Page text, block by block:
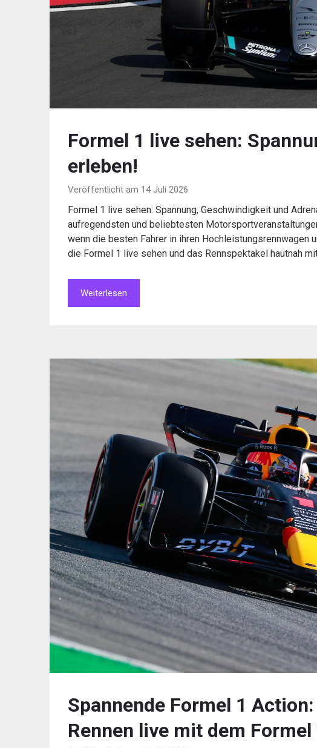
Formel 1 live sehen:
erleben!
Veröffentlicht am 14 Juli 2026
Formel 1 live sehen: Spannung, Geschwindigkeit und
aufregendsten und beliebtesten
wenn die besten Fahrer in ihren Hochleistungsrennwagen
die Formel 1 live sehen und das Rennspektakel hautnah
Weiterlesen
Spannende Formel 1
Rennen live mit dem Formel